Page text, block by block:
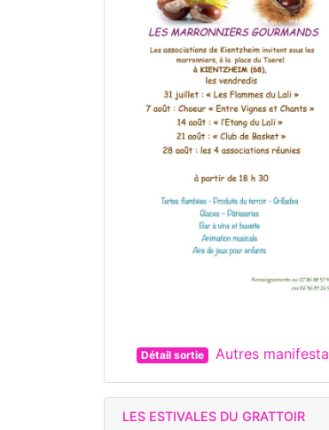
Détail sortie Autres
LES ESTIVALES DU GRATTOIR